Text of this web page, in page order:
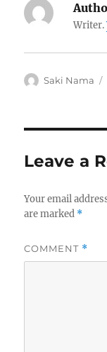
Writer.
Author
Saki Nama
Leave a
Your email
are marked *
COMMENT *